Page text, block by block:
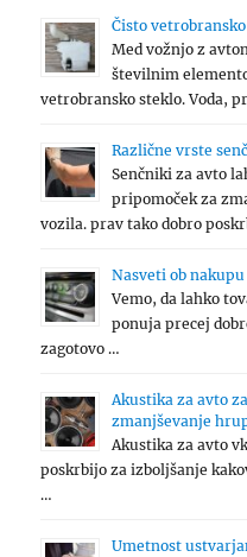
Čisto
Med vožnjo z
številnim
vetrobransko steklo. Voda,
Različne vrste
Senčniki za avto
pripomoček za
vozila. prav tako dobro
Nasveti ob
Vemo, da lahko
ponuja precej
zagotovo …
Akustika za avto
zmanjševanje
Akustika za avto
poskrbijo za izboljšanje
…
Umetnost